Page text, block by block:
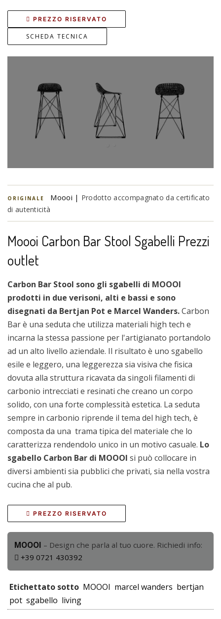
PREZZO RISERVATO
SCHEDA TECNICA
ORIGINALE Moooi | Prodotto accompagnato da certificato
di autenticità
Moooi Carbon Bar Stool Sgabelli Prezzi
outlet
Carbon Bar Stool sono gli sgabelli di MOOOI
prodotti in due verisoni, alti e bassi e sono
disegnati da Bertjan Pot e Marcel Wanders.Carbon
Bar è una seduta che utilizza materiali high tech e
incarna la stessa passione per l'artigianato portandolo
ad un alto livello aziendale. Il risultato è uno sgabello
esile e leggero, una leggerezza sia visiva che fisica
dovuta alla struttura ricavata da singoli filamenti di
carbonio intrecciati e resinati che creano un corpo
solido, con una forte complessità estetica. La seduta
sempre in carbonio riprende il tema del high tech, è
composta da una trama tipica del materiale che lo
caratterizza rendendolo unico in un motivo casuale. Lo
sgabello Carbon Bar di MOOOI si può collocare in
diversi ambienti sia pubblici che privati, sia nella vostra
cucina che al pub.
PREZZO RISERVATO
MOOOI – Design che parla al tuo cuore. Richiedi info:
+39 0721 430392
Etichettato sotto MOOOI marcel wanders bertjan
pot sgabello living